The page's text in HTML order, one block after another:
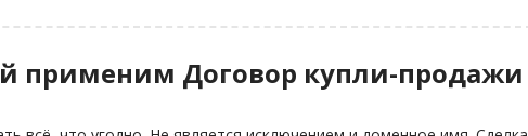
применим Договор купли-продажи